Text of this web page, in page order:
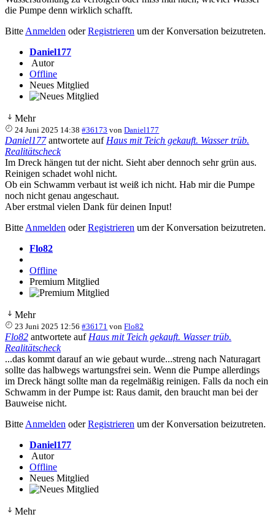
die Pumpe denn wirklich schafft.
Bitte Anmelden oderRegistrieren um der Konversation beizutreten.
Daniel177
Autor
Offline
Neues Mitglied
Mehr
24 Juni 2025 14:38 #36173 vonDaniel177
Daniel177antwortete auf Haus mit Teich gekauft. Wasser trüb.
Realitätscheck
Im Dreck hängen tut der nicht. Sieht aber dennoch sehr grün aus.
Reinigen schadet wohl nicht.
Ob ein Schwamm verbaut ist weiß ich nicht. Hab mir die Pumpe
noch nicht genau angeschaut.
Aber erstmal vielen Dank für deinen Input!
Bitte Anmelden oderRegistrieren um der Konversation beizutreten.
Flo82
Offline
Premium Mitglied
Mehr
23 Juni 2025 12:56 #36171 vonFlo82
Flo82 antwortete auf Haus mit Teich gekauft. Wasser trüb.
Realitätscheck
...das kommt darauf an wie gebaut wurde...streng nach Naturagart
sollte das halbwegs wartungsfrei sein. Wenn die Pumpe allerdings
im Dreck hängt sollte man da regelmäßig reinigen. Falls da noch ein
Schwamm in der Pumpe ist: Raus damit, den braucht man bei der
Bauweise nicht.
Bitte Anmelden oderRegistrieren um der Konversation beizutreten.
Daniel177
Autor
Offline
Neues Mitglied
Mehr